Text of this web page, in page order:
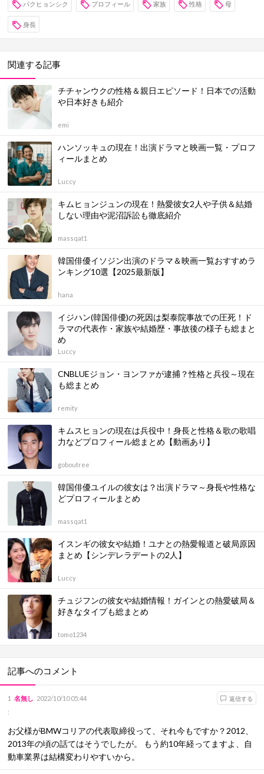
パクヒョンシク プロフィール 家族 性格 母
身長
関連する記事
チチャンウクの性格＆親日エピソード！日本での活動
や日本好きも紹介
emi
ハンソッキュの現在！出演ドラマと映画一覧・プロフ
ィールまとめ
Luccy
キムヒョンジュンの現在！熱愛彼女2人や子供＆結婚
しない理由や泥沼訴訟も徹底紹介
massqat1
韓国俳優イソジン出演のドラマ＆映画一覧おすすめラ
ンキング10選【2025最新版】
hana
イジハン(韓国俳優)の死因は梨泰院事故での圧死！ド
ラマの代表作・家族や結婚歴・事故後の様子も総まと
め
Luccy
CNBLUEジョン・ヨンファが逮捕？性格と兵役～現在
も総まとめ
remity
キムスヒョンの現在は兵役中！身長と性格＆歌の歌唱
力などプロフィール総まとめ【動画あり】
goboutree
韓国俳優ユイルの彼女は？出演ドラマ～身長や性格な
どプロフィールまとめ
massqat1
イスンギの彼女や結婚！ユナとの熱愛報道と破局原因
まとめ【シンデレラデートの2人】
Luccy
チュジフンの彼女や結婚情報！ガインとの熱愛破局＆
好きなタイプも総まとめ
tomo1234
記事へのコメント
1
:
名無し 2022/10/10 05:44 返信する
お父様がBMWコリアの代表取締役って、それ今もですか？2012、
2013年の頃の話てはそうでしたが。 もう約10年経ってますよ、自
動車業界は結構変わりやすいから。